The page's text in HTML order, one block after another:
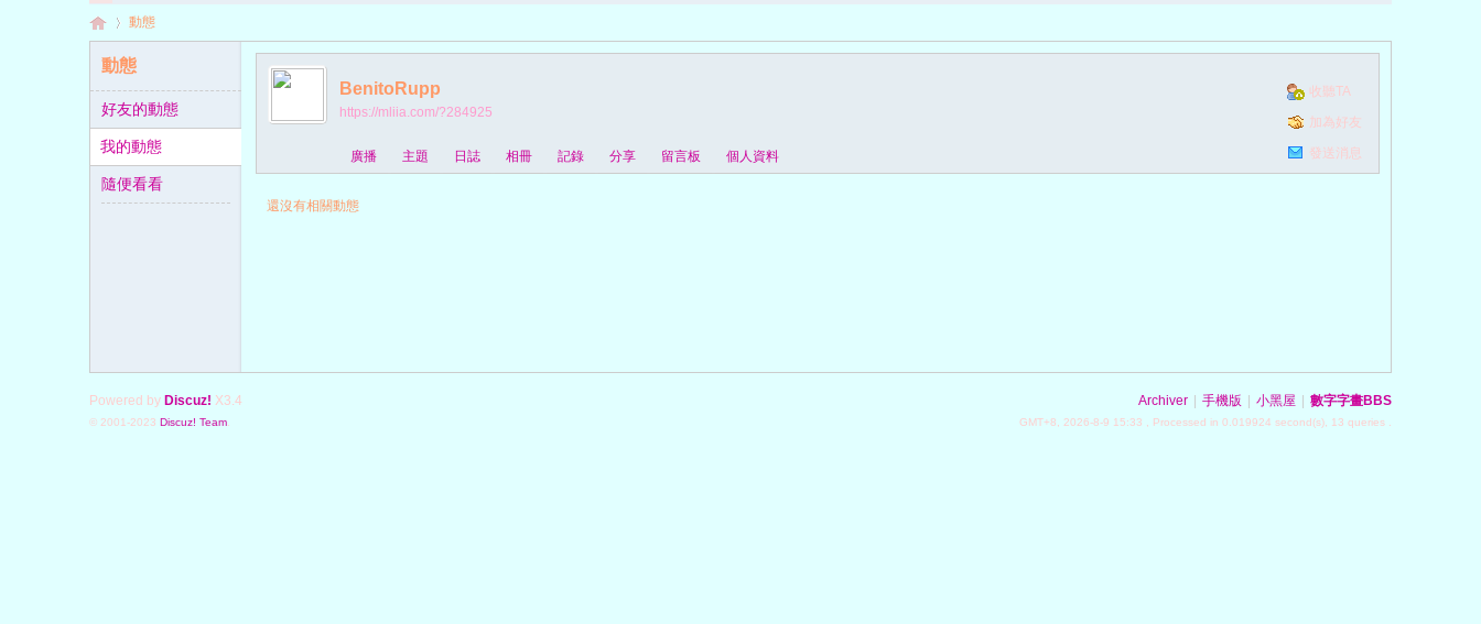
數 ›
動態
動態
好友的動態
我的動態
隨便看看
收聽TA
加為好友
發送消息
BenitoRupp
https://mliia.com/?284925
廣播 主題 日誌 相冊 記錄 分享 留言板 個人資料
還沒有相關動態
Archiver 手機版 小黑屋 數字字畫BBS
GMT+8, 2026-8-9 15:33 , Processed in 0.019924 second(s), 13 queries .
Powered by Discuz! X3.4
© 2001-2023 Discuz! Team.